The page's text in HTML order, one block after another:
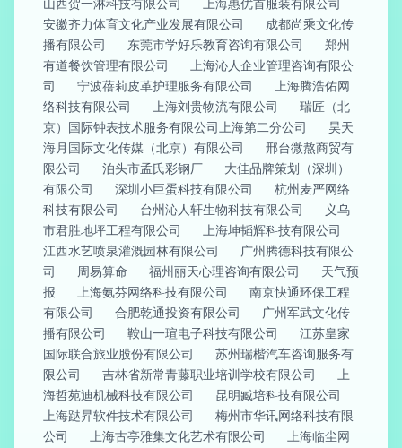
山西贺一淋科技有限公司
上海惠优首服装有限公司
安徽齐力体育文化产业发展有限公司
成都尚乘文化传
播有限公司
东莞市学好乐教育咨询有限公司
郑州
有道餐饮管理有限公司
上海沁人企业管理咨询有限公
司
宁波蓓莉皮革护理服务有限公司
上海腾浩佑网
络科技有限公司
上海刘贵物流有限公司
瑞匠（北
京）国际钟表技术服务有限公司上海第二分公司
昊天
海月国际文化传媒（北京）有限公司
邢台微熬商贸有
限公司
泊头市孟氏彩钢厂
大佳品牌策划（深圳）
有限公司
深圳小巨蛋科技有限公司
杭州麦严网络
科技有限公司
台州沁人轩生物科技有限公司
义乌
市君胜地坪工程有限公司
上海坤韬辉科技有限公司
江西水艺喷泉灌溉园林有限公司
广州腾德科技有限公
司
周易算命 福州丽天心理咨询有限公司
天气预
报
上海氨芬网络科技有限公司
南京快通环保工程
有限公司
合肥乾通投资有限公司
广州军武文化传
播有限公司
鞍山一瑄电子科技有限公司
江苏皇家
国际联合旅业股份有限公司
苏州瑞楷汽车咨询服务有
限公司
吉林省新常青藤职业培训学校有限公司
上
海哲苑迪机械科技有限公司
昆明臧培科技有限公司
上海跶昇软件技术有限公司
梅州市华讯网络科技有限
公司
上海古亭雅集文化艺术有限公司
上海临尘网